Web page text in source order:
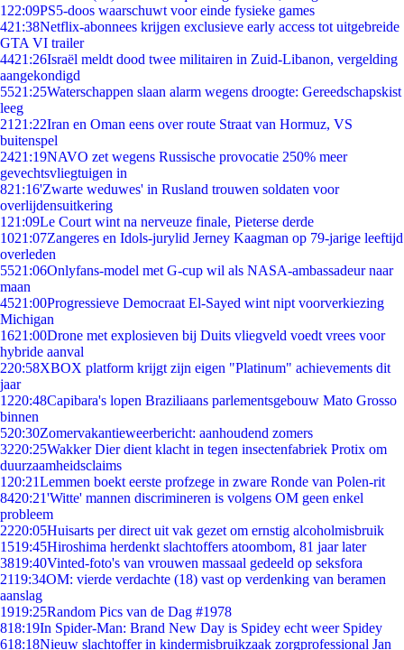
1 22:09PS5-doos waarschuwt voor einde fysieke games
421:38Netflix-abonnees krijgen exclusieve early access tot uitgebreide
GTA VI trailer
4421:26Israël meldt dood twee militairen in Zuid-Libanon, vergelding
aangekondigd
5521:25Waterschappen slaan alarm wegens droogte: Gereedschapskist
leeg
21 21:22Iran en Oman eens over route Straat van Hormuz, VS
buitenspel
2421:19NAVO zet wegens Russische provocatie 250% meer
gevechtsvliegtuigen in
821:16'Zwarte weduwes' in Rusland trouwen soldaten voor
overlijdensuitkering
1 21:09Le Court wint na nerveuze finale, Pieterse derde
1021:07Zangeres en Idols-jurylid Jerney Kaagman op 79-jarige leeftijd
overleden
5521:06Onlyfans-model met G-cup wil als NASA-ambassadeur naar
maan
4521:00Progressieve Democraat El-Sayed wint nipt voorverkiezing
Michigan
1621:00Drone met explosieven bij Duits vliegveld voedt vrees voor
hybride aanval
220:58XBOX platform krijgt zijn eigen "Platinum" achievements dit
jaar
1220:48Capibara's lopen Braziliaans parlementsgebouw Mato Grosso
binnen
520:30Zomervakantieweerbericht: aanhoudend zomers
3220:25Wakker Dier dient klacht in tegen insectenfabriek Protix om
duurzaamheidsclaims
1 20:21Lemmen boekt eerste profzege in zware Ronde van Polen-rit
8420:21'Witte' mannen discrimineren is volgens OM geen enkel
probleem
2220:05Huisarts per direct uit vak gezet om ernstig alcoholmisbruik
1519:45Hiroshima herdenkt slachtoffers atoombom, 81 jaar later
3819:40Vinted-foto's van vrouwen massaal gedeeld op seksfora
2119:34OM: vierde verdachte (18) vast op verdenking van beramen
aanslag
1919:25Random Pics van de Dag #1978
818:19In Spider-Man: Brand New Day is Spidey echt weer Spidey
618:18Nieuw slachtoffer in kindermisbruikzaak zorgprofessional Jan